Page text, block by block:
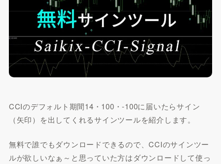
CCIのデフォルト期間14・100・-100に届いたらサイン
（矢印）を出してくれるサインツールを紹介します。
無料で誰でもダウンロードできるので、CCIのサインツー
ルが欲しいなぁ～と思っていた方はダウンロードして使っ